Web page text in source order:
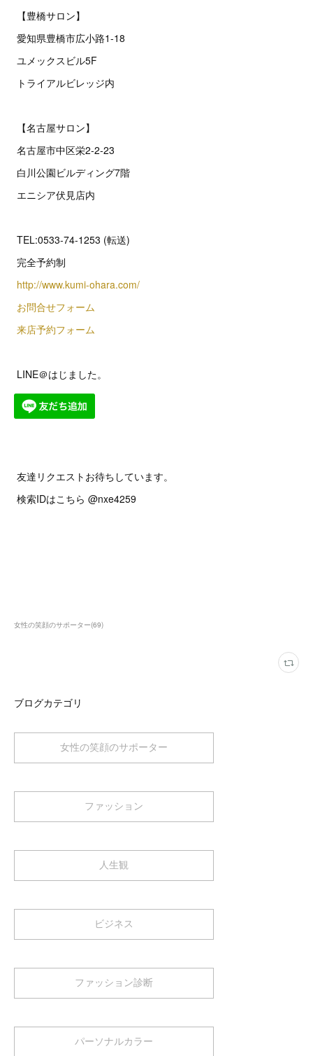
【豊橋サロン】
愛知県豊橋市広小路1-18
ユメックスビル5F
トライアルビレッジ内
【名古屋サロン】
名古屋市中区栄2‐2‐23
白川公園ビルディング7階
エニシア伏見店内
TEL:0533-74-1253 (転送)
完全予約制
http://www.kumi-ohara.com/
お問合せフォーム
来店予約フォーム
LINE＠はじました。
友達リクエストお待ちしています。
検索IDはこちら @nxe4259
女性の笑顔のサポーター(69)
ブログカテゴリ
女性の笑顔のサポーター
ファッション
人生観
ビジネス
ファッション診断
パーソナルカラー